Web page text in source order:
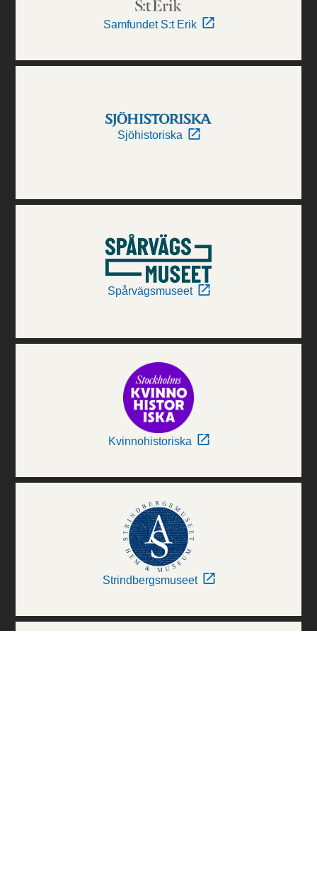
Samfundet S:t Erik
Sjöhistoriska
Spårvägsmuseet
Kvinnohistoriska
Strindbergsmuseet